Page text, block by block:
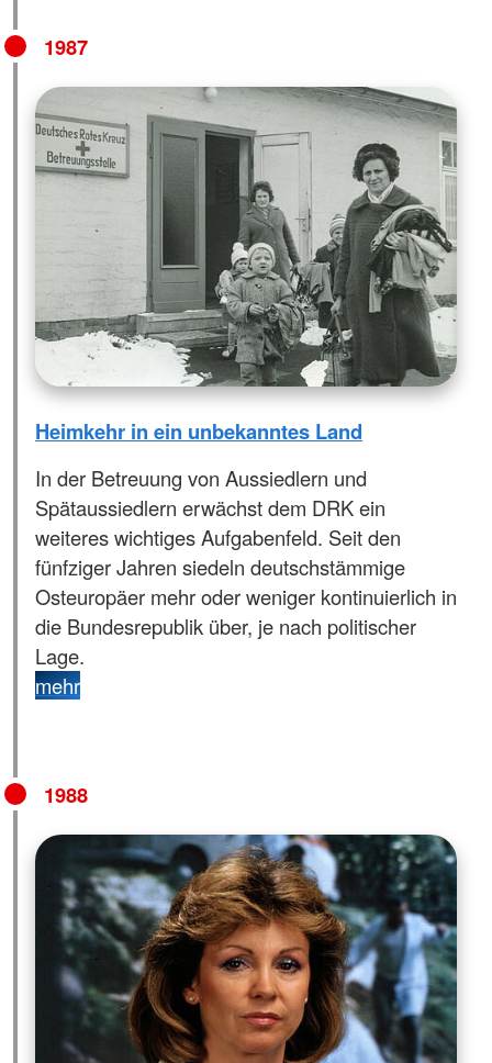
1987
Heimkehr in ein unbekanntes Land
In der Betreuung von Aussiedlern und
Spätaussiedlern erwächst dem DRK ein
weiteres wichtiges Aufgabenfeld. Seit den
fünfziger Jahren siedeln deutschstämmige
Osteuropäer mehr oder weniger kontinuierlich in
die Bundesrepublik über, je nach politischer
Lage.
mehr
1988